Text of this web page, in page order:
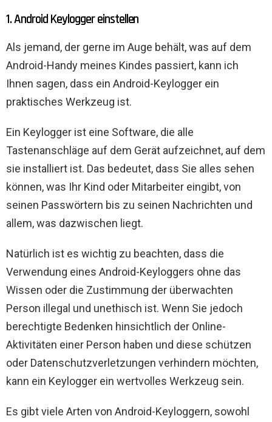
1. Android Keylogger einstellen
Als jemand, der gerne im Auge behält, was auf dem
Android-Handy meines Kindes passiert, kann ich
Ihnen sagen, dass ein Android-Keylogger ein
praktisches Werkzeug ist.
Ein Keylogger ist eine Software, die alle
Tastenanschläge auf dem Gerät aufzeichnet, auf dem
sie installiert ist. Das bedeutet, dass Sie alles sehen
können, was Ihr Kind oder Mitarbeiter eingibt, von
seinen Passwörtern bis zu seinen Nachrichten und
allem, was dazwischen liegt.
Natürlich ist es wichtig zu beachten, dass die
Verwendung eines Android-Keyloggers ohne das
Wissen oder die Zustimmung der überwachten
Person illegal und unethisch ist. Wenn Sie jedoch
berechtigte Bedenken hinsichtlich der Online-
Aktivitäten einer Person haben und diese schützen
oder Datenschutzverletzungen verhindern möchten,
kann ein Keylogger ein wertvolles Werkzeug sein.
Es gibt viele Arten von Android-Keyloggern, sowohl